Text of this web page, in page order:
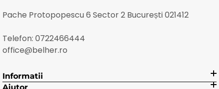
Pache Protopopescu 6 Sector 2 București 021412
Telefon: 0722466444
office@belher.ro
Informatii